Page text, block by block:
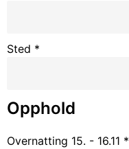
Sted *
Opphold
Overnatting 15. - 16.11 *